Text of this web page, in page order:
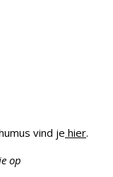
vind je hier.
op